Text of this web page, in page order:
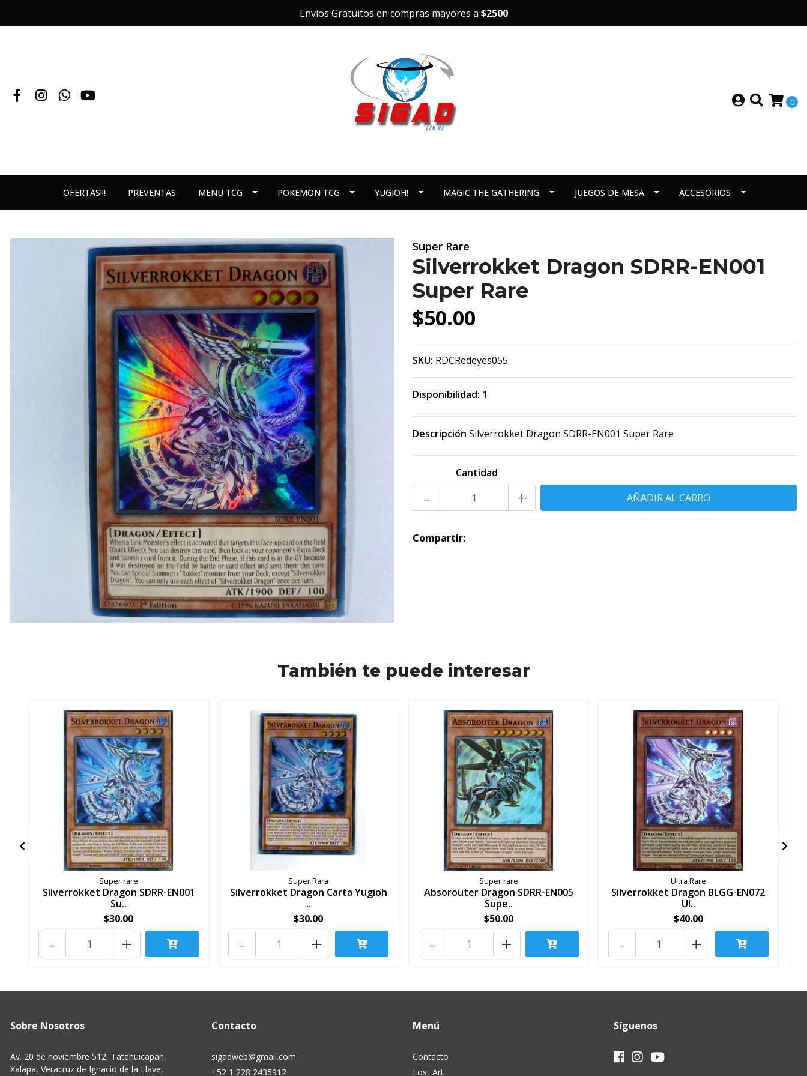
Envíos Gratuitos en compras mayores a $2500
0
OFERTAS!!! PREVENTAS MENU TCG POKEMON TCG YUGIOH! MAGIC THE GATHERING JUEGOS DE MESA ACCESORIOS
Super Rare
Silverrokket Dragon SDRR-EN001
Super Rare
$50.00
SKU: RDCRedeyes055
Disponibilidad: 1
Descripción Silverrokket Dragon SDRR-EN001 Super Rare
Cantidad
+
-
Compartir:
También te puede interesar
Super rare
Silverrokket Dragon SDRR-EN001
Su..
$30.00
+
-
Super Rara
Silverrokket Dragon Carta Yugioh
..
$30.00
+
-
Super rare
Absorouter Dragon SDRR-EN005
Supe..
$50.00
+
-
Ultra Rare
Silverrokket Dragon BLGG-EN072
Ul..
$40.00
+
-
Sobre Nosotros
Av. 20 de noviembre 512, Tatahuicapan,
Xalapa, Veracruz de Ignacio de la Llave,
Contacto
sigadweb@gmail.com
+52 1 228 2435912
Menú
Contacto
Lost Art
Síguenos